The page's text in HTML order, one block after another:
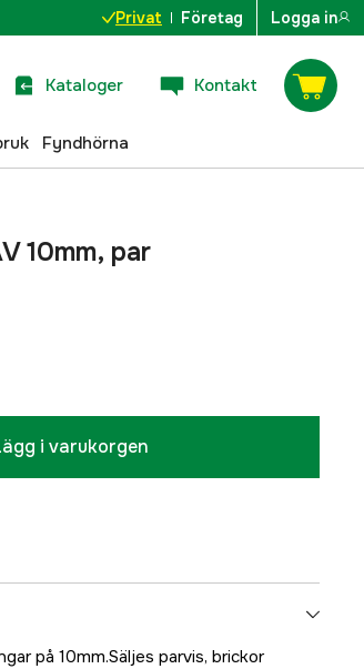
Privat Företag Logga in
Kataloger Kontakt
Fyndhörna
10mm, par
i varukorgen
på 10mm.Säljes parvis, brickor